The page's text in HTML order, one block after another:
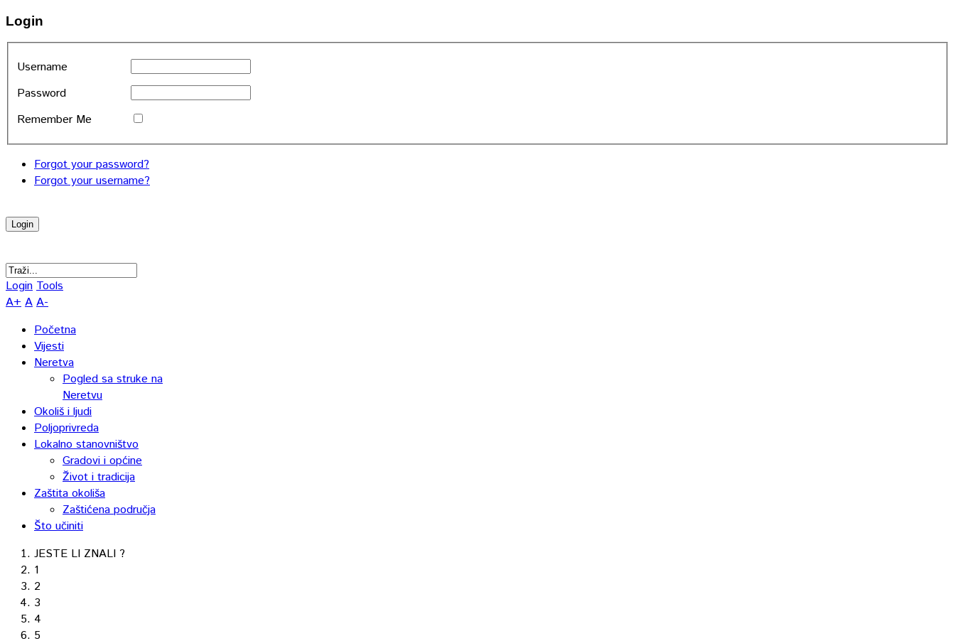
Login
Username
Password
Remember Me
Forgot your password?
Forgot your username?
Login Tools
A+ A A-
Početna
Vijesti
Neretva
Pogled sa struke na
Neretvu
Okoliš i ljudi
Poljoprivreda
Lokalno stanovništvo
Gradovi i općine
Život i tradicija
Zaštita okoliša
Zaštićena područja
Što učiniti
JESTE LI ZNALI ?
1
2
3
4
5